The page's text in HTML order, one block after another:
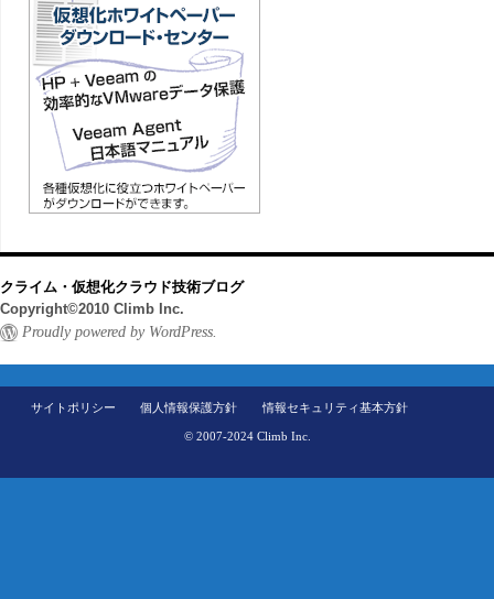
クライム・仮想化クラウド技術ブログ
Copyright©2010 Climb Inc.
Proudly powered by WordPress.
サイトポリシー 個人情報保護方針 情報セキュリティ基本方針
© 2007-2024 Climb Inc.